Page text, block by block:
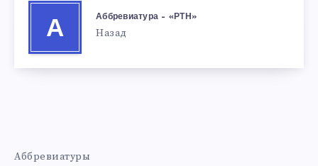
А
Аббревиатура – «РТН»
Назад
Аббревиатуры